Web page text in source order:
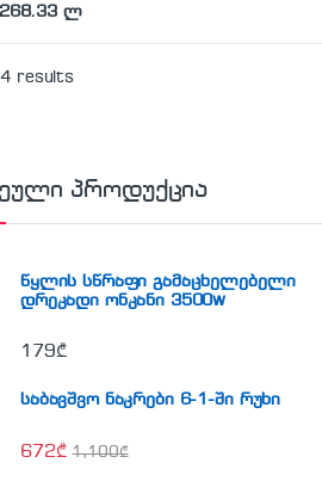
ლ
4 results
პროდუქცია
წყლის სწრაფი გამაცხელებელი
დრეკადი ონკანი 3500w
179₾
საბავშვო ნაკრები 6-1-ში რუხი
672₾ 1,100₾